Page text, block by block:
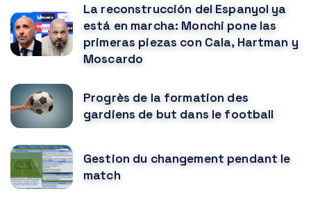
La reconstrucción del Espanyol ya
está en marcha: Monchi pone las
primeras piezas con Cala, Hartman y
Moscardo
Progrès de la formation des
gardiens de but dans le football
Gestion du changement pendant le
match